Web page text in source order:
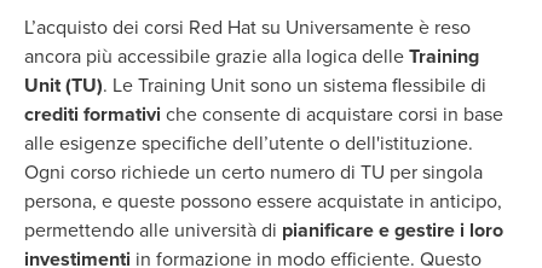
L’acquisto dei corsi Red Hat su Universamente è reso
ancora più accessibile grazie alla logica delle Training
Unit (TU). Le Training Unit sono un sistema flessibile di
crediti formativi che consente di acquistare corsi in base
alle esigenze specifiche dell’utente o dell'istituzione.
Ogni corso richiede un certo numero di TU per singola
persona, e queste possono essere acquistate in anticipo,
permettendo alle università di pianificare e gestire i loro
investimenti in formazione in modo efficiente. Questo